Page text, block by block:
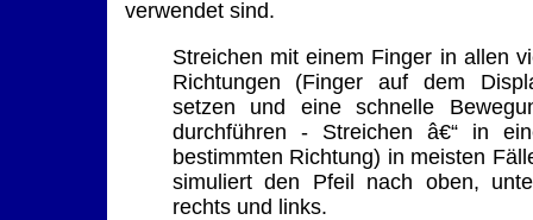
verwendet sind.
Streichen mit einem Finger in allen
Richtungen (Finger auf dem
setzen und eine schnelle
durchführen - Streichen â€“ in
bestimmten Richtung) in meisten
simuliert den Pfeil nach oben,
rechts und links.